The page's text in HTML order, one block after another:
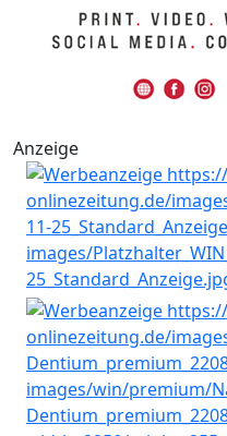
Anzeige